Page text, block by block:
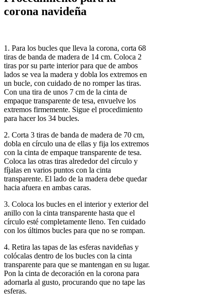
corona navideña
1. Para los bucles que lleva la corona, corta 68
tiras de banda de madera de 14 cm. Coloca 2
tiras por su parte interior para que de ambos
lados se vea la madera y dobla los extremos en
un bucle, con cuidado de no romper las tiras.
Con una tira de unos 7 cm de la cinta de
empaque transparente de tesa, envuelve los
extremos firmemente. Sigue el procedimiento
para hacer los 34 bucles.
2. Corta 3 tiras de banda de madera de 70 cm,
dobla en círculo una de ellas y fija los extremos
con la cinta de empaque transparente de tesa.
Coloca las otras tiras alrededor del círculo y
fíjalas en varios puntos con la cinta
transparente. El lado de la madera debe quedar
hacia afuera en ambas caras.
3. Coloca los bucles en el interior y exterior del
anillo con la cinta transparente hasta que el
círculo esté completamente lleno. Ten cuidado
con los últimos bucles para que no se rompan.
4. Retira las tapas de las esferas navideñas y
colócalas dentro de los bucles con la cinta
transparente para que se mantengan en su lugar.
Pon la cinta de decoración en la corona para
adornarla al gusto, procurando que no tape las
esferas.